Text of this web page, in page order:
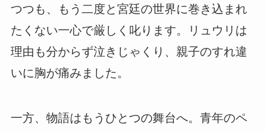
つつも、もう二度と宮廷の世界に巻き込まれ
たくない一心で厳しく叱ります。リュウリは
理由も分からず泣きじゃくり、親子のすれ違
いに胸が痛みました。
一方、物語はもうひとつの舞台へ。青年のペ